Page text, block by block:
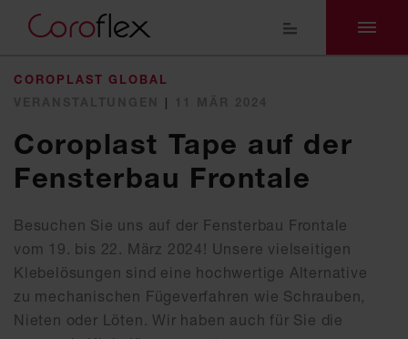
COROPLAST GLOBAL
|
Coroplast Tape auf der
Fensterbau Frontale
Besuchen Sie uns auf der Fensterbau Frontale
vom 19. bis 22. März 2024! Unsere vielseitigen
Klebelösungen sind eine hochwertige Alternative
zu mechanischen Fügeverfahren wie Schrauben,
Nieten oder Löten. Wir haben auch für Sie die